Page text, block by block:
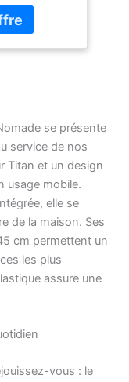
le cintre
matières et
à la
des textiles
DMS
des
et 100%
Dosage
vapeur
Pulse
de
facile à
en 3
se présente
service de nos
Titan et un design
usage mobile.
elle se
de la maison. Ses
cm permettent un
les plus
assure une
vous : le